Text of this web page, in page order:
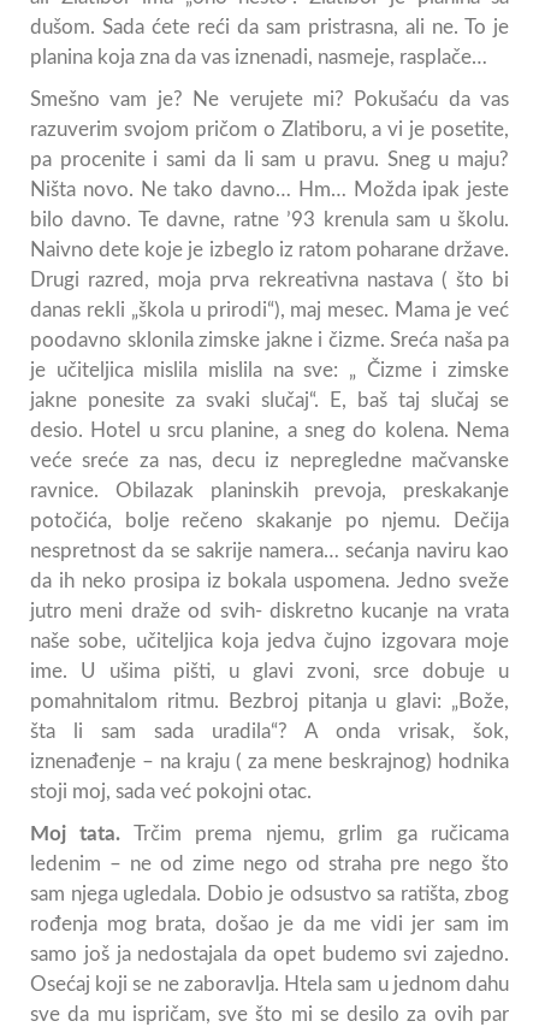
dušom. Sada ćete reći da sam pristrasna, ali ne. To je
planina koja zna da vas iznenadi, nasmeje, rasplače…
Smešno vam je? Ne verujete mi? Pokušaću da vas
razuverim svojom pričom o Zlatiboru, a vi je posetite,
pa procenite i sami da li sam u pravu. Sneg u maju?
Ništa novo. Ne tako davno… Hm… Možda ipak jeste
bilo davno. Te davne, ratne ’93 krenula sam u školu.
Naivno dete koje je izbeglo iz ratom poharane države.
Drugi razred, moja prva rekreativna nastava ( što bi
danas rekli „škola u prirodi“), maj mesec. Mama je već
poodavno sklonila zimske jakne i čizme. Sreća naša pa
je učiteljica mislila mislila na sve: „ Čizme i zimske
jakne ponesite za svaki slučaj“. E, baš taj slučaj se
desio. Hotel u srcu planine, a sneg do kolena. Nema
veće sreće za nas, decu iz nepregledne mačvanske
ravnice. Obilazak planinskih prevoja, preskakanje
potočića, bolje rečeno skakanje po njemu. Dečija
nespretnost da se sakrije namera… sećanja naviru kao
da ih neko prosipa iz bokala uspomena. Jedno sveže
jutro meni draže od svih- diskretno kucanje na vrata
naše sobe, učiteljica koja jedva čujno izgovara moje
ime. U ušima pišti, u glavi zvoni, srce dobuje u
pomahnitalom ritmu. Bezbroj pitanja u glavi: „Bože,
šta li sam sada uradila“? A onda vrisak, šok,
iznenađenje – na kraju ( za mene beskrajnog) hodnika
stoji moj, sada već pokojni otac.
Moj tata. Trčim prema njemu, grlim ga ručicama
ledenim – ne od zime nego od straha pre nego što
sam njega ugledala. Dobio je odsustvo sa ratišta, zbog
rođenja mog brata, došao je da me vidi jer sam im
samo još ja nedostajala da opet budemo svi zajedno.
Osećaj koji se ne zaboravlja. Htela sam u jednom dahu
sve da mu ispričam, sve što mi se desilo za ovih par